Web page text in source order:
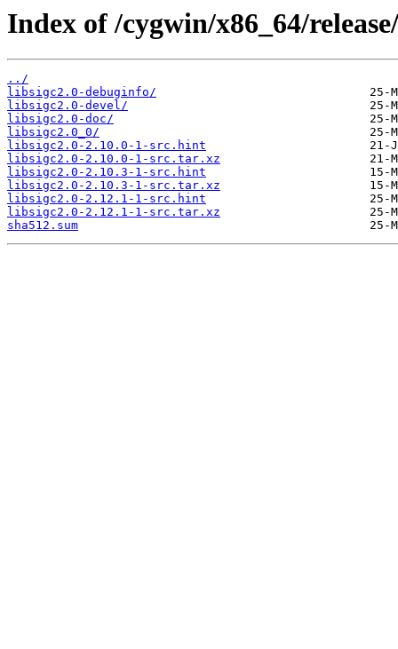
Index of /cygwin/x86_64/
../
libsigc2.0-debuginfo/
libsigc2.0-devel/
libsigc2.0-doc/
libsigc2.0_0/
libsigc2.0-2.10.0-1-src.hint
libsigc2.0-2.10.0-1-src.tar.xz
libsigc2.0-2.10.3-1-src.hint
libsigc2.0-2.10.3-1-src.tar.xz
libsigc2.0-2.12.1-1-src.hint
libsigc2.0-2.12.1-1-src.tar.xz
sha512.sum